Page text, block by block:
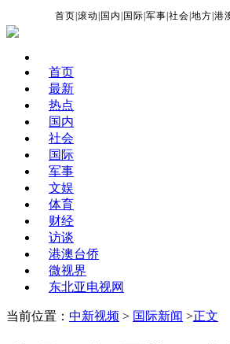
首页 |滚动 国内 国际 |军事 |社会 |地方 |港
首页
最新
热点
国内
社会
国际
军事
文娱
体育
财经
访谈
港澳台侨
微视界
东北亚电视网
当前位置： 中新视频 > 国际新闻 >正文